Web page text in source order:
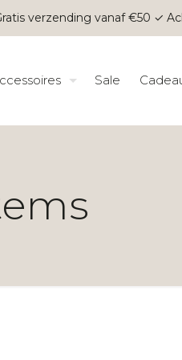
verzending vanaf €50 ✓
Sale